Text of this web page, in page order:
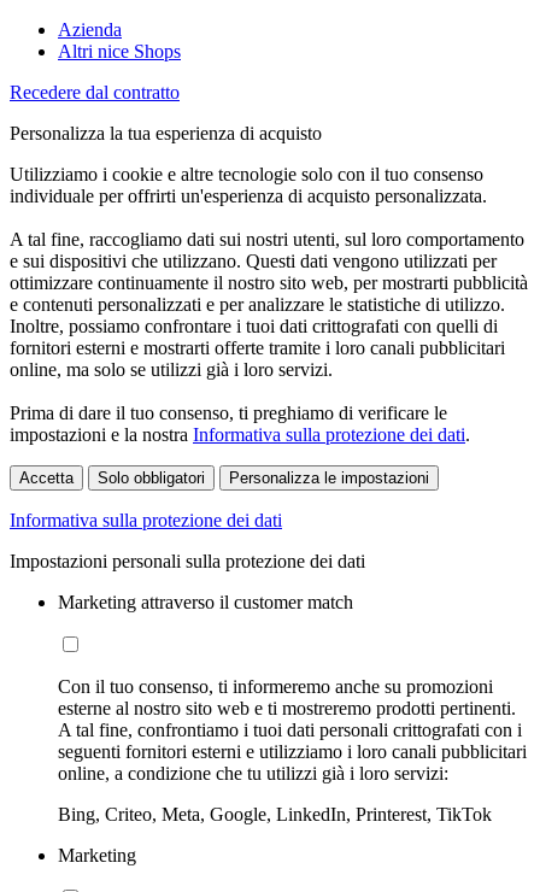
Azienda
Altri nice Shops
Recedere dal contratto
Personalizza la tua esperienza di acquisto
Utilizziamo i cookie e altre tecnologie solo con il tuo consenso
individuale per offrirti un'esperienza di acquisto personalizzata.
A tal fine, raccogliamo dati sui nostri utenti, sul loro comportamento
e sui dispositivi che utilizzano. Questi dati vengono utilizzati per
ottimizzare continuamente il nostro sito web, per mostrarti pubblicità
e contenuti personalizzati e per analizzare le statistiche di utilizzo.
Inoltre, possiamo confrontare i tuoi dati crittografati con quelli di
fornitori esterni e mostrarti offerte tramite i loro canali pubblicitari
online, ma solo se utilizzi già i loro servizi.
Prima di dare il tuo consenso, ti preghiamo di verificare le
impostazioni e la nostra Informativa sulla protezione dei dati.
Accetta Solo obbligatori Personalizza le impostazioni
Informativa sulla protezione dei dati
Impostazioni personali sulla protezione dei dati
Marketing attraverso il customer match
Con il tuo consenso, ti informeremo anche su promozioni
esterne al nostro sito web e ti mostreremo prodotti pertinenti.
A tal fine, confrontiamo i tuoi dati personali crittografati con i
seguenti fornitori esterni e utilizziamo i loro canali pubblicitari
online, a condizione che tu utilizzi già i loro servizi:
Bing, Criteo, Meta, Google, LinkedIn, Printerest, TikTok
Marketing